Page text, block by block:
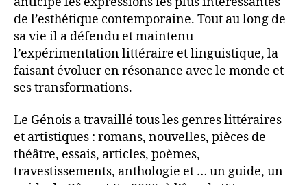
de l’esthétique contemporaine. Tout au long de
sa vie il a défendu et maintenu
l’expérimentation littéraire et linguistique, la
faisant évoluer en résonance avec le monde et
ses transformations.
Le Génois a travaillé tous les genres littéraires
et artistiques : romans, nouvelles, pièces de
théâtre, essais, articles, poèmes,
travestissements, anthologie et … un guide, un